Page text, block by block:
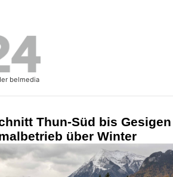
Thun-Süd bis Gesigen
über Winter